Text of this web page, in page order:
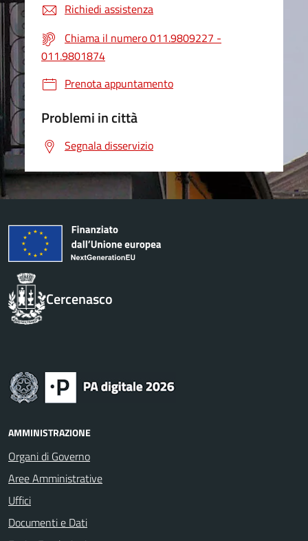
Richiedi assistenza
Chiama il numero 011.9809227 -
011.9801874
Prenota appuntamento
Problemi in città
Segnala disservizio
Cercenasco
AMMINISTRAZIONE
Organi di Governo
Aree Amministrative
Uffici
Documenti e Dati